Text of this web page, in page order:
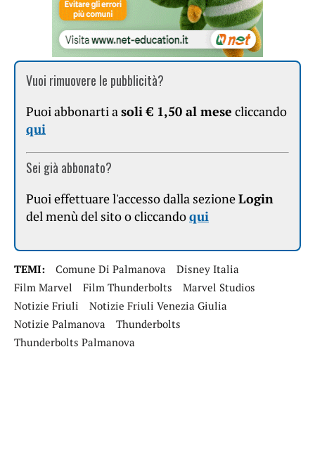
Vuoi rimuovere le pubblicità?
Puoi abbonarti asoli € 1,50 al mese cliccando
qui
Sei già abbonato?
Puoi effettuare l'accesso dalla sezioneLogin
del menù del sito o cliccandoqui
TEMI: Comune Di Palmanova
Disney Italia
Film Marvel
Film Thunderbolts
Marvel Studios
Notizie Friuli
Notizie Friuli Venezia Giulia
Notizie Palmanova
Thunderbolts
Thunderbolts Palmanova